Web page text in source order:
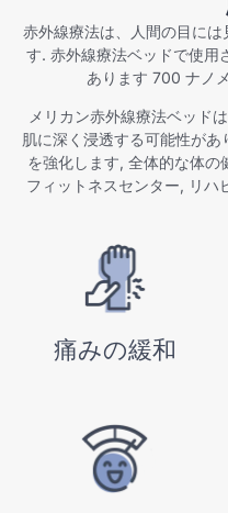
赤外線療法は、人間の目に
す. 赤外線療法ベッドで使用
あります 700 ナノ
メリカン赤外線療法ベッド
肌に深く浸透する可能性が
を強化します, 全体的な体の
フィットネスセンター, リハ
痛みの緩和